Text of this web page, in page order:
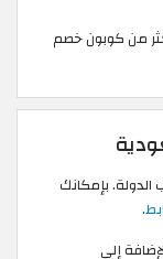
من كوبون خصم
خلال 3 الى 14 يوم حسب الدولة. بإمكانك
.
إلى